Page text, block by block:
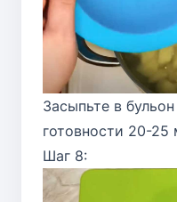
Засыпьте в
готовности 20-25
Шаг 8: